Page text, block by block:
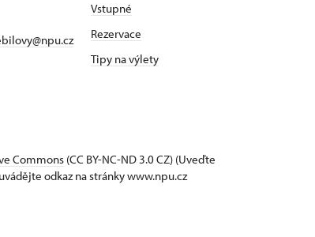
Vstupné
Rezervace
Tipy na výlety
Commons (CC BY-NC-ND 3.0 CZ) (Uveďte
odkaz na stránky www.npu.cz